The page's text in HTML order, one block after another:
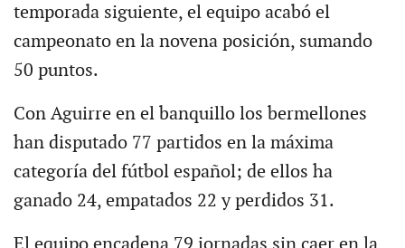
temporada siguiente, el equipo acabó el
campeonato en la novena posición, sumando
50 puntos.
Con Aguirre en el banquillo los bermellones
han disputado 77 partidos en la máxima
categoría del fútbol español; de ellos ha
ganado 24, empatados 22 y perdidos 31.